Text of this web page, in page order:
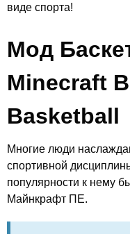
виде спорта!
Мод
Minecraft
Basketball
Многие люди
спортивной
популярности к нему
Майнкрафт ПЕ.